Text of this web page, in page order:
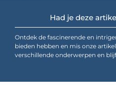
Had je deze
Ontdek de fascinerende en
bieden hebben en mis onze
verschillende onderwerpen en